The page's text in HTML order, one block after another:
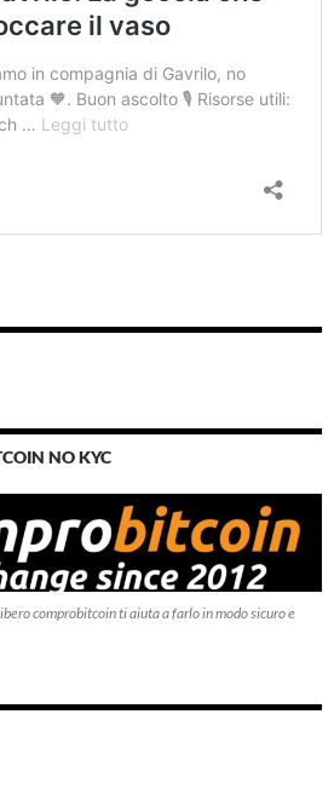
NO KYC
comprobitcoin ti aiuta a farlo in modo sicuro e